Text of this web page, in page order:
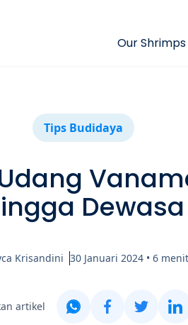
Our Shrimps
Tips Budidaya
Dewasa
Krisandini 30 Januari 2024 • 6
artikel